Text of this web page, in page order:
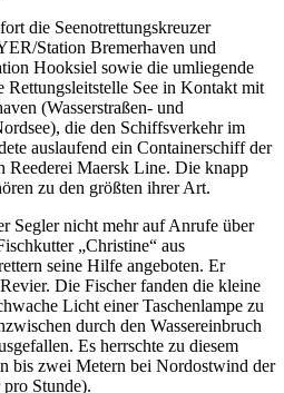
die Seenotrettungskreuzer
Station Bremerhaven und
Hooksiel sowie die umliegende
See in Kontakt mit
(Wasserstraßen- und
die den Schiffsverkehr im
auslaufend ein Containerschiff der
Reederei Maersk Line. Die knapp
zu den größten ihrer Art.
Segler nicht mehr auf Anrufe über
„Christine“ aus
seine Hilfe angeboten. Er
Die Fischer fanden die kleine
Licht einer Taschenlampe zu
durch den Wassereinbruch
Es herrschte zu diesem
bis zwei Metern bei Nordostwind der
Stunde).